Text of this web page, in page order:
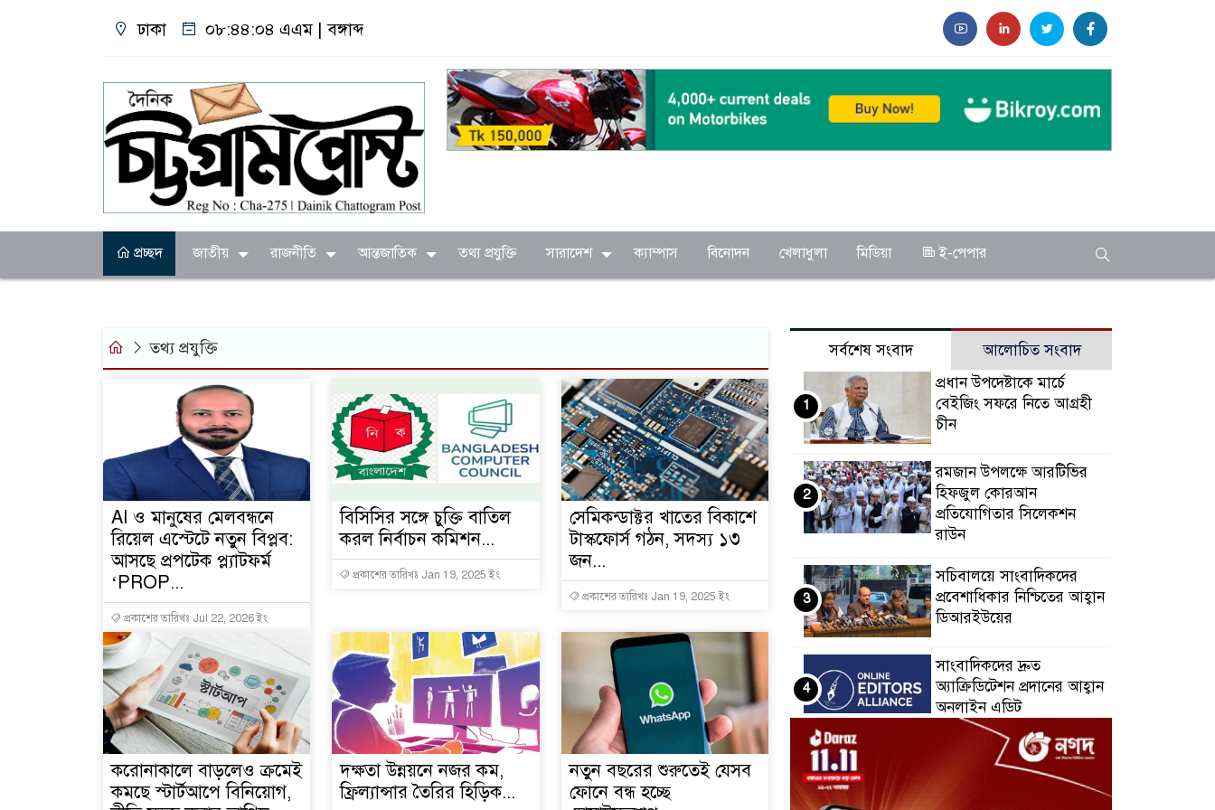
ঢাকা ০৮:৪৪:০৪ এএম |বঙ্গাব্দ
প্রচ্ছদ জাতীয় রাজনীতি আন্তজাতিক তথ্য প্রযুক্তি সারাদেশ ক্যাম্পাস বিনোদন খেলাধুলা মিডিয়া ই-পেপার
তথ্য প্রযুক্তি
AI ও মানুষের মেলবন্ধনে
রিয়েল এস্টেটে নতুন বিপ্লব:
আসছে প্রপটেক প্ল্যাটফর্ম
‘PROP...
প্রকাশের তারিখঃ Jul 22, 2026 ইং
বিসিসির সঙ্গে চুক্তি বাতিল
করল নির্বাচন কমিশন...
প্রকাশের তারিখঃ Jan 19, 2025 ইং
সেমিকন্ডাক্টর খাতের বিকাশে
টাস্কফোর্স গঠন, সদস্য ১৩
জন...
প্রকাশের তারিখঃ Jan 19, 2025 ইং
করোনাকালে বাড়লেও ক্রমেই
কমছে স্টার্টআপে বিনিয়োগ,
দক্ষতা উন্নয়নে নজর কম,
ফ্রিল্যান্সার তৈরির হিড়িক...
নতুন বছরের শুরুতেই যেসব
ফোনে বন্ধ হচ্ছে
সর্বশেষ সংবাদ
আলোচিত সংবাদ
প্রধান উপদেষ্টাকে মার্চে
বেইজিং সফরে নিতে আগ্রহী
চীন
1
রমজান উপলক্ষে আরটিভির
হিফজুল কোরআন
প্রতিযোগিতার সিলেকশন
রাউন
2
সচিবালয়ে সাংবাদিকদের
প্রবেশাধিকার নিশ্চিতের আহ্বান
ডিআরইউয়ের
3
সাংবাদিকদের দ্রুত
অ্যাক্রিডিটেশন প্রদানের আহ্বান
অনলাইন এডিট
4
অগ্নিকাণ্ডের ৫ দিন পর
সচিবালয়ে সাংবাদিকদের
প্রবেশ
5